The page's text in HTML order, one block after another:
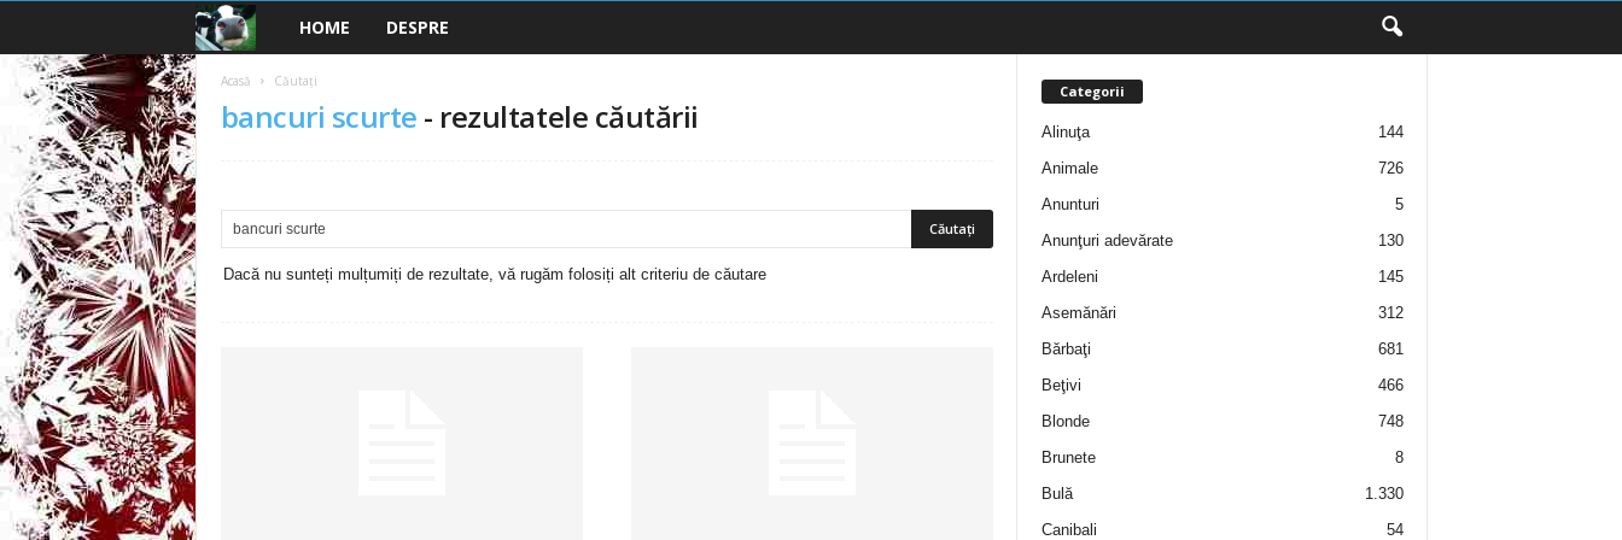
a
n
u
HOME DESPRE
Acasă Căutați
bancuri scurte - rezultatele căutării
Dacă nu sunteți mulțumiți de rezultate, vă rugăm folosiți alt criteriu de căutare
Categorii
Alinuţa
144
Animale
726
Anunturi
5
Anunţuri adevărate
130
Ardeleni
145
Asemănări
312
Bărbaţi
681
Beţivi
466
Blonde
748
Brunete
8
Bulă
1.330
Canibali
54